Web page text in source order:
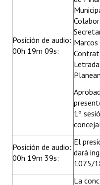
Posición de audio:
00h 19m 09s:
Marcos
1º
Posición de audio:
00h 19m 39s:
El
dará
1075/
La